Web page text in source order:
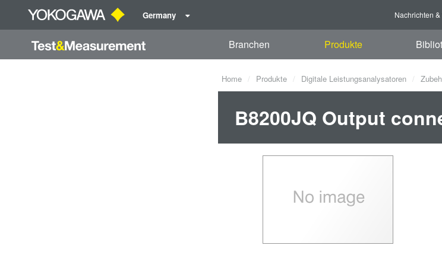
Germany Nachrichten
Branchen Produkte
Home Produkte Digitale Leistungsanalysatoren
B8200JQ Output